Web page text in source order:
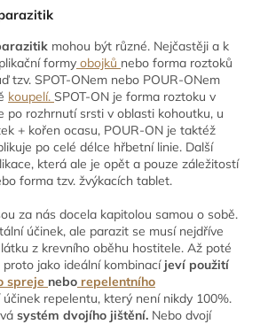
mohou být různé. Nejčastěji a k
formy obojků nebo forma roztoků
tzv. SPOT-ONem nebo POUR-ONem
koupelí. SPOT-ON je forma roztoku v
po rozhrnutí srsti v oblasti kohoutku, u
+ kořen ocasu, POUR-ON je taktéž
po celé délce hřbetní linie. Další
která ale je opět a pouze záležitostí
forma tzv. žvýkacích tablet.
za nás docela kapitolou samou o sobě.
účinek, ale parazit se musí nejdříve
z krevního oběhu hostitele. Až poté
jako ideální kombinací jeví použití
spreje nebo repelentního
repelentu, který není nikdy 100%.
systém dvojího jištění. Nebo dvojí